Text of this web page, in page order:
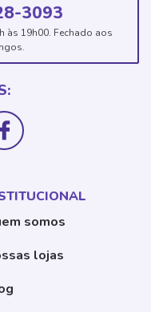
3093
às 19h00. Fechado aos
somos
lojas